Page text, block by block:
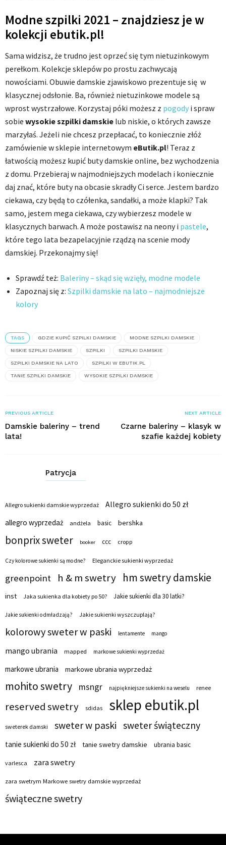
Modne szpilki 2021 – znajdziesz je w
kolekcji ebutik.pl!
Sama widzisz, że trudno jest oprzeć się tym nietuzinkowym
perełkom. Kolekcje sklepów po prostu zachwycają
nowościami. Obuwie damskie zjawiskowo prezentuje się w
klasycznej odsłonie. Ba, również nietuzinkowe modele są
wprost wystrzałowe. Korzystaj póki możesz z pogody i spraw
sobie wysokie szpilki damskie lub niskie, o których zawsze
marzyłaś. Jeżeli nie chcesz przepłacać, to koniecznie złóż
zamówienie w sklepie internetowym eButik.pl! Teraz z
łatwością możesz kupić buty damskie online, bez wychodzenia
z domu. Przebieraj w najmodniejszych modelach i koniecznie
daj znać, które buty na obcasie skradły Ci serce. Jestem bardzo
ciekawa, czy będą to czółenka, sandałki, a może klapki? Tak
samo, jestem mega ciekawa, czy wybierzesz modele w
klasycznych barwach. A może postawisz na neony i pastele,
które tego lata bezapelacyjnie rządzą na scenie mody
damskiej. Przekonajmy się!
Sprawdź też: Baleriny – skąd się wzięły, modne modele
Zapoznaj się z: Szpilki damskie na lato – najmodniejsze
kolory
TAGS GDZIE KUPIĆ SZPILKI DAMSKIE MODNE SZPILKI DAMSKIE
NISKIE SZPILKI DAMSKIE SZPILKI SZPILKI DAMSKIE
SZPILKI DAMSKIE NA LATO SZPILKI W EBUTIK.PL
TANIE SZPILKI DAMSKIE WYSOKIE SZPILKI DAMSKIE
PREVIOUS ARTICLE
Damskie baleriny – trend
lata!
NEXT ARTICLE
Czarne baleriny – klasyk w
szafie każdej kobiety
Patrycja
Allegro sukienki damskie wyprzedaż
Allegro sukienki do 50 zł
allegro wyprzedaż
andżela basic bershka
bonprix sweter booker ccc cropp
Czy kolorowe sukienki są modne? Eleganckie sukienki wyprzedaż
greenpoint h & m swetry hm swetry damskie
inst Jaka sukienka dla kobiety po 50? Jakie sukienki dla 30 latki?
Jakie sukienki odmładzają? Jakie sukienki wyszczuplają?
kolorowy sweter w paski lentamente mango
mango ubrania mapped markowe sukienki wyprzedaż
markowe ubrania markowe ubrania wyprzedaż
mohito swetry msngr najpiękniejsze sukienki na weselu renee
reserved swetry sdidas sklep ebutik.pl
sweterek damski sweter w paski sweter świąteczny
tanie sukienki do 50 zł tanie swetry damskie ubrania basic
varlesca zara swetry
zara swetrym Markowe swetry damskie wyprzedaż
świąteczne swetry